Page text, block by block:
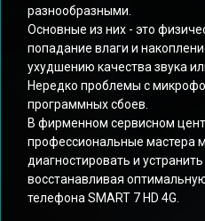
разнообразными.
Основные из них - это
попадание влаги и
ухудшению качества звука
Нередко проблемы с
программных сбоев.
В фирменном сервисном
профессиональные мастера
диагностировать и
восстанавливая
телефона SMART 7 HD 4G.